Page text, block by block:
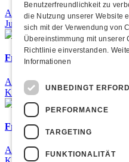
Am Samstag, 26. September
Jubiläum statt
Frisch bestätigt: Nicky B Fly
Am Donnerstag, 05.
Kulturfabrik Kofmehl!
Frisch bestätigt: GZUZ
Am Donnerstag, 29. Oktober
Benutzerfreundlichkeit zu
die Nutzung unserer Website
sich mit der Verwendung von
Übereinstimmung mit unserer
Richtlinie einverstanden.
Informationen
UNBEDINGT
PERFORMANCE
TARGETING
FUNKTIONALITÄT